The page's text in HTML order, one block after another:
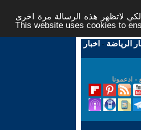
لاتظهر هذه الرسالة مرة اخرى -
This website uses cookies to
الرياضة - اخبار
- ادعمونا